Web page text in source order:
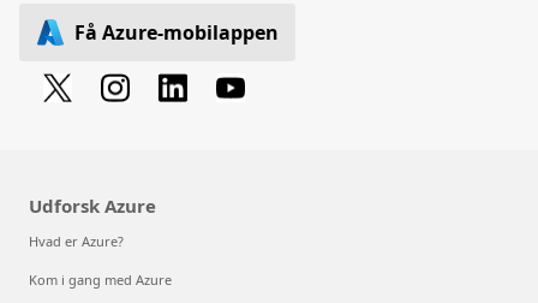
Få Azure-mobilappen
Udforsk Azure
Hvad er Azure?
Kom i gang med Azure